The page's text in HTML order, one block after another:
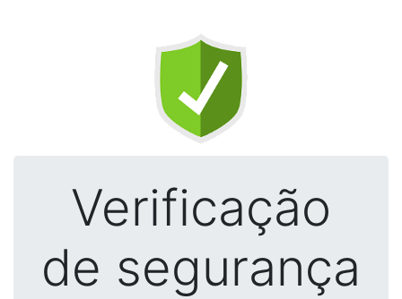
Verificação
de segurança